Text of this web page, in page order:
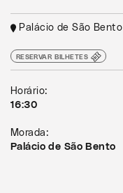
Palácio de São Bento
RESERVAR BILHETES
Horário:
16:30
Morada:
Palácio de São Bento